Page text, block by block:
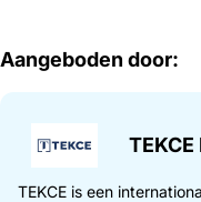
Aangeboden door:
TEKCE is een